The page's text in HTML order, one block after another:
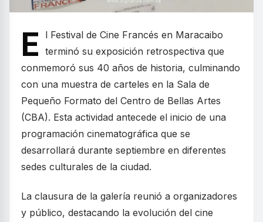
E
l Festival de Cine Francés en Maracaibo
terminó su exposición retrospectiva que
conmemoró sus 40 años de historia, culminando
con una muestra de carteles en la Sala de
Pequeño Formato del Centro de Bellas Artes
(CBA). Esta actividad antecede el inicio de una
programación cinematográfica que se
desarrollará durante septiembre en diferentes
sedes culturales de la ciudad.
La clausura de la galería reunió a organizadores
y público, destacando la evolución del cine